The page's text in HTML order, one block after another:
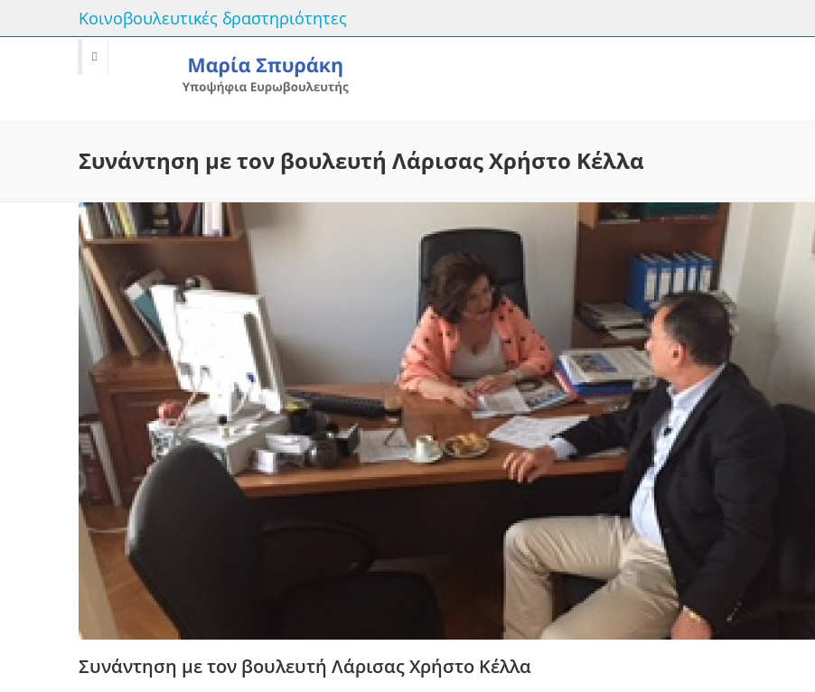
Κοινοβουλευτικές δραστηριότητες
Συνάντηση με τον βουλευτή Λάρισας Χρήστο Κέλλα
Συνάντηση με τον βουλευτή Λάρισας Χρήστο Κέλλα